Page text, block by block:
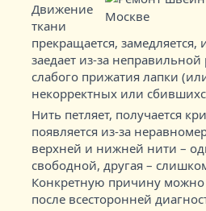
Движение
ткани
прекращается,
заедает из-за
слабого прижатия лапки
некорректных или
Нить петляет, получается
появляется из-за
верхней и нижней нити –
свободной, другая –
Конкретную причину можно
после всесторонней